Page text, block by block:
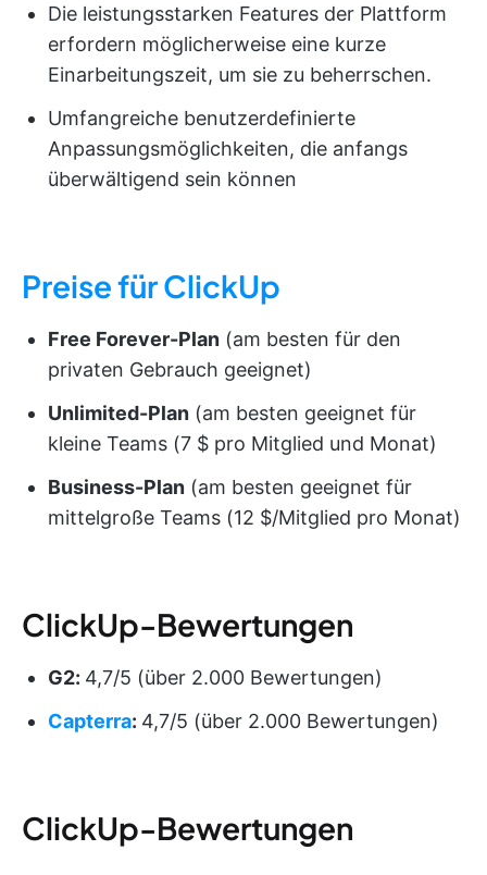
Die leistungsstarken Features der Plattform
erfordern möglicherweise eine kurze
Einarbeitungszeit, um sie zu beherrschen.
Umfangreiche benutzerdefinierte
Anpassungsmöglichkeiten, die anfangs
überwältigend sein können
Preise für ClickUp
Free Forever-Plan (am besten für den
privaten Gebrauch geeignet)
Unlimited-Plan (am besten geeignet für
kleine Teams (7 $ pro Mitglied und Monat)
Business-Plan (am besten geeignet für
mittelgroße Teams (12 $/Mitglied pro Monat)
ClickUp-Bewertungen
G2: 4,7/5 (über 2.000 Bewertungen)
Capterra: 4,7/5 (über 2.000 Bewertungen)
ClickUp-Bewertungen